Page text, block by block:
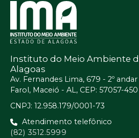
Instituto do Meio Ambiente
Alagoas
Av. Fernandes Lima, 679 - 2º andar
Farol, Maceió - AL, CEP: 57057-450
CNPJ: 12.958.179/0001-73
Atendimento telefônico
(82) 3512.5999